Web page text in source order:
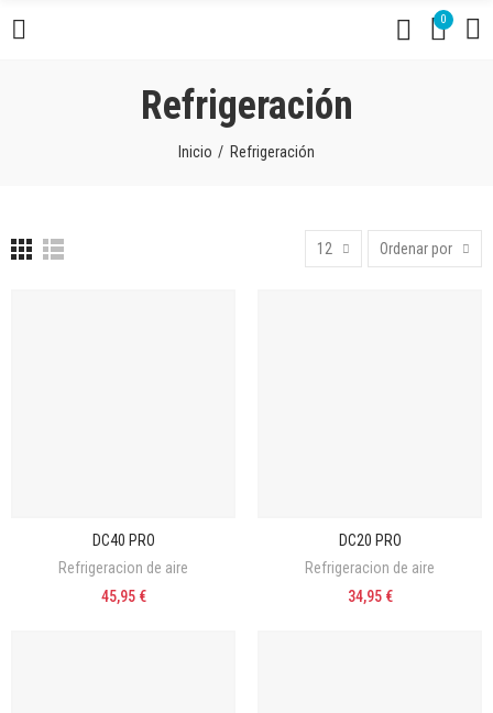
0
Refrigeración
Inicio Refrigeración
12 Ordenar por
DC40 PRO
Refrigeracion de aire
45,95 €
DC20 PRO
Refrigeracion de aire
34,95 €